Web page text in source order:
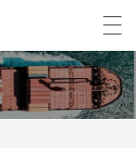
Español